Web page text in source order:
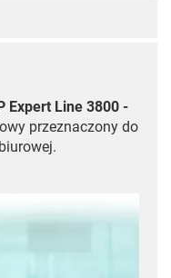
Expert Line 3800 -
przeznaczony do